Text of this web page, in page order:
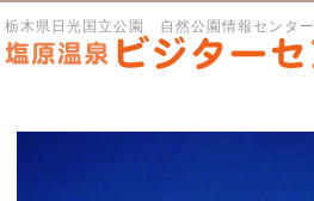
栃木県日光国立公園 自然公園情報センター